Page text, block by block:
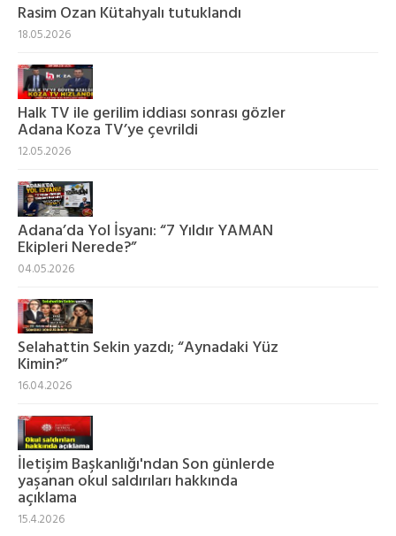
Rasim Ozan Kütahyalı tutuklandı
18.05.2026
Halk TV ile gerilim iddiası sonrası gözler
Adana Koza TV’ye çevrildi
12.05.2026
Adana’da Yol İsyanı: “7 Yıldır YAMAN
Ekipleri Nerede?”
04.05.2026
Selahattin Sekin yazdı; “Aynadaki Yüz
Kimin?”
16.04.2026
İletişim Başkanlığı'ndan Son günlerde
yaşanan okul saldırıları hakkında
açıklama
15.4.2026